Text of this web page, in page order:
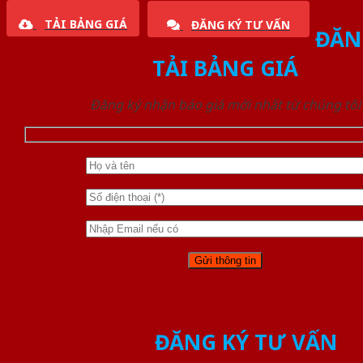
TẢI BẢNG GIÁ ĐĂNG KÝ TƯ VẤN
TẢI BẢNG GIÁ
Đăng ký nhận báo giá mới nhất từ chúng tôi
ĐĂNG KÝ TƯ VẤN